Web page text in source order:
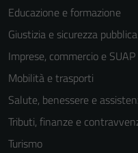
Educazione e formazione
Giustizia e sicurezza pubblica
Imprese, commercio e SUAP
Mobilità e trasporti
Salute, benessere e
Tributi, finanze e
Turismo